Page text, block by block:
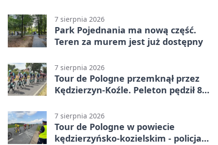
otwarcia
7 sierpnia 2026
Park Pojednania ma nową część.
Teren za murem jest już dostępny
7 sierpnia 2026
Tour de Pologne przemknął przez
Kędzierzyn-Koźle. Peleton pędził 80
7 sierpnia 2026
Tour de Pologne w powiecie
kędzierzyńsko-kozielskim - policja